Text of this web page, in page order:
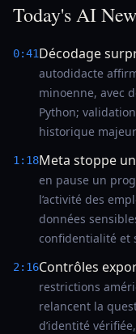
Today's AI
0:41Décodage
autodidacte
minoenne, avec
Python;
historique
1:18Meta stoppe
en pause un
l’activité des
données
confidentialité et
2:16Contrôles
restrictions
relancent la
d’identité